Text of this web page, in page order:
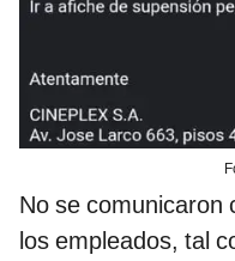
No se comunicaron
los empleados, tal